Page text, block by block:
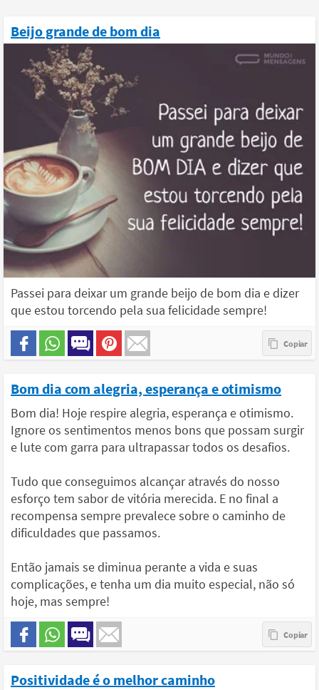
Beijo grande de bom dia
Passei para deixar um grande beijo de bom dia e dizer
que estou torcendo pela sua felicidade sempre!
Bom dia com alegria, esperança e otimismo
Bom dia! Hoje respire alegria, esperança e otimismo.
Ignore os sentimentos menos bons que possam surgir
e lute com garra para ultrapassar todos os desafios.
Tudo que conseguimos alcançar através do nosso
esforço tem sabor de vitória merecida. E no final a
recompensa sempre prevalece sobre o caminho de
dificuldades que passamos.
Então jamais se diminua perante a vida e suas
complicações, e tenha um dia muito especial, não só
hoje, mas sempre!
Positividade é o melhor caminho